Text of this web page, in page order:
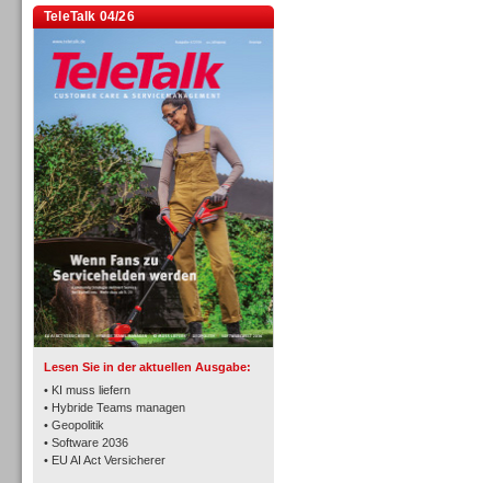
TeleTalk 04/26
Lesen Sie in der aktuellen Ausgabe:
• KI muss liefern
• Hybride Teams managen
• Geopolitik
• Software 2036
• EU AI Act Versicherer
TK- und ACD-Systeme
Workforce-Management